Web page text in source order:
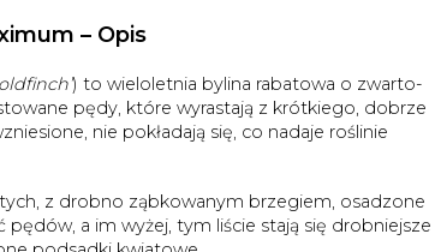
– Opis
) to wieloletnia bylina rabatowa o zwarto-
pędy, które wyrastają z krótkiego, dobrze
nie pokładają się, co nadaje roślinie
z drobno ząbkowanym brzegiem, osadzone
a im wyżej, tym liście stają się drobniejsze